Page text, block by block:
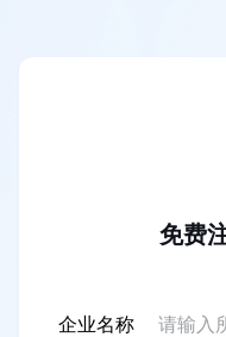
免费
企业名称